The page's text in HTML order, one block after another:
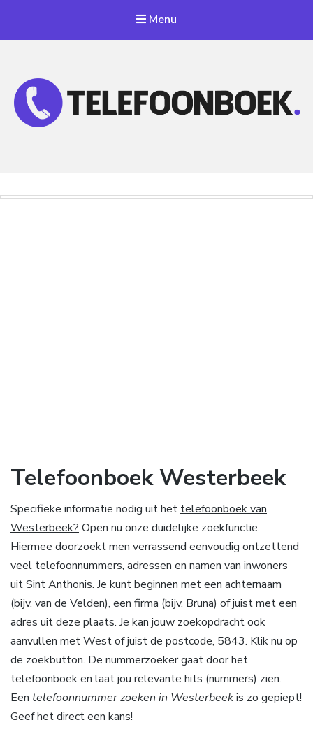
Menu
Telefoonboek Westerbeek
Specifieke informatie nodig uit het telefoonboek van
Westerbeek? Open nu onze duidelijke zoekfunctie.
Hiermee doorzoekt men verrassend eenvoudig ontzettend
veel telefoonnummers, adressen en namen van inwoners
uit Sint Anthonis. Je kunt beginnen met een achternaam
(bijv. van de Velden), een firma (bijv. Bruna) of juist met een
adres uit deze plaats. Je kan jouw zoekopdracht ook
aanvullen met West of juist de postcode, 5843. Klik nu op
de zoekbutton. De nummerzoeker gaat door het
telefoonboek en laat jou relevante hits (nummers) zien.
Een telefoonnummer zoeken in Westerbeekis zo gepiept!
Geef het direct een kans!